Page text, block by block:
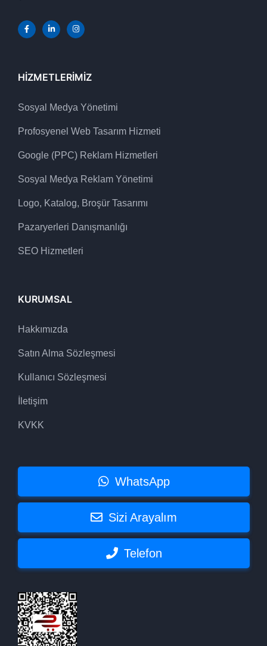
HIZMETLERIMIZ
Sosyal Medya Yönetimi
Profosyenel Web Tasarım Hizmeti
Google (PPC) Reklam Hizmetleri
Sosyal Medya Reklam Yönetimi
Logo, Katalog, Broşür Tasarımı
Pazaryerleri Danışmanlığı
SEO Hizmetleri
KURUMSAL
Hakkımızda
Satın Alma Sözleşmesi
Kullanıcı Sözleşmesi
İletişim
KVKK
WhatsApp
Sizi Arayalım
Telefon